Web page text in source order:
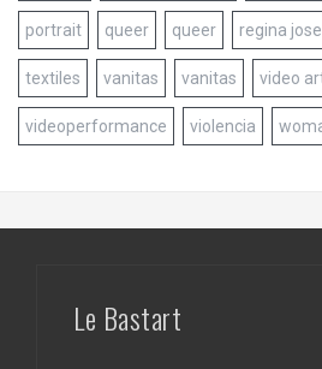
portrait queer queer regina
textiles vanitas vanitas video
videoperformance violencia
Le Bastart